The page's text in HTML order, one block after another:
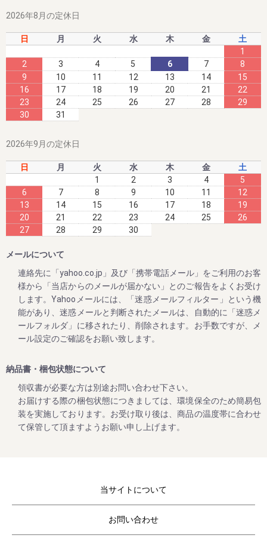
夏のお買い得企画 ～夏のダブル企画のご案内～
毎年大好評をいただいてる梅企画です。
期間は８月末まで。
2023/06/09
新梅ご予約開始！ ～夏のダブル企画のご案内～
だ、紀州南高梅 しそ漬け 1.2kg。
いつもご愛顧いただいている皆様に、いち早くお届けした
い!!
そんな想いで、今年も早期ご予約スタート!!!!
2023/04/26
ゴールデンウィークの営業のお知らせ
平素は格別のご高配を賜り厚く御礼申し上げます。
表記の件、下記の通りご案内させていただきます。
何かとご迷惑をお掛け致しますが、何卒ご理解とご協力を賜
りますよう宜しくお願い致します。
【休業日】
5月3日(水曜日) ～ ５月7日（日曜日）
【平常通り営業】
5月8日(月曜日) ～
2026年8月の定休日
日 月 火 水 木 金
土
1
2
3 4 5 6 7
8
9
10 11 12 13 14
15
16
17 18 19 20 21
22
23
24 25 26 27 28
29
30
31
2026年9月の定休日
日 月 火 水 木 金
土
1
2 3 4
5
6
7 8 9 10 11
12
13
14 15 16 17 18
19
20
21 22 23 24 25
26
27
28 29 30
メールについて
連絡先に「yahoo.co.jp」及び「携帯電話メール」をご利用のお客
様から「当店からのメールが届かない」とのご報告をよくお受け
します。Yahooメールには、「迷惑メールフィルター」という機
能があり、迷惑メールと判断されたメールは、自動的に「迷惑メ
ールフォルダ」に移されたり、削除されます。お手数ですが、メ
ール設定のご確認をお願い致します。
納品書・梱包状態について
領収書が必要な方は別途お問い合わせ下さい。
お届けする際の梱包状態につきましては、環境保全のため簡易包
装を実施しております。お受け取り後は、商品の温度帯に合わせ
て保管して頂ますようお願い申し上げます。
当サイトについて
お問い合わせ